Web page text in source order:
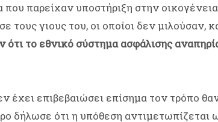
που παρείχαν υποστήριξη στην
τους γιους του, οι οποίοι δεν μιλούσαν,
ότι το εθνικό σύστημα ασφάλισης
έχει επιβεβαιώσει επίσημα τον τρόπο
δήλωσε ότι η υπόθεση αντιμετωπίζεται